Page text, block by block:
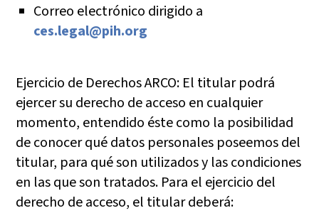
Correo electrónico dirigido a
ces.legal@pih.org
Ejercicio de Derechos ARCO: El titular podrá
ejercer su derecho de acceso en cualquier
momento, entendido éste como la posibilidad
de conocer qué datos personales poseemos del
titular, para qué son utilizados y las condiciones
en las que son tratados. Para el ejercicio del
derecho de acceso, el titular deberá: